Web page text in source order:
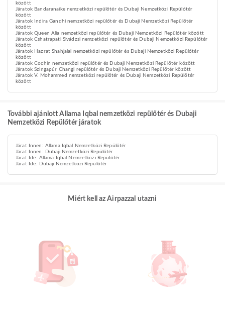
között
Járatok Bandaranaike nemzetközi repülőtér és Dubaji Nemzetközi Repülőtér
között
Járatok Indira Gandhi nemzetközi repülőtér és Dubaji Nemzetközi Repülőtér
között
Járatok Queen Alia nemzetközi repülőtér és Dubaji Nemzetközi Repülőtér között
Járatok Cshatrapati Sivádzsi nemzetközi repülőtér és Dubaji Nemzetközi Repülőtér
között
Járatok Hazrat Shahjalal nemzetközi repülőtér és Dubaji Nemzetközi Repülőtér
között
Járatok Cochin nemzetközi repülőtér és Dubaji Nemzetközi Repülőtér között
Járatok Szingapúr Changi repülőtér és Dubaji Nemzetközi Repülőtér között
Járatok V. Mohammed nemzetközi repülőtér és Dubaji Nemzetközi Repülőtér
között
További ajánlott Allama Iqbal nemzetközi repülőtér és Dubaji
Nemzetközi Repülőtér járatok
Járat Innen: Allama Iqbal Nemzetközi Repülőtér
Járat Innen: Dubaji Nemzetközi Repülőtér
Járat Ide: Allama Iqbal Nemzetközi Repülőtér
Járat Ide: Dubaji Nemzetközi Repülőtér
Miért kell az Airpazzal utazni